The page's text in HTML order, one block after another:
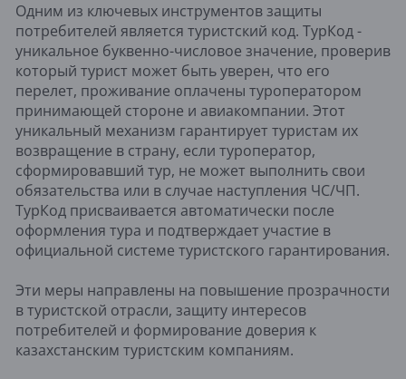
Одним из ключевых инструментов защиты
потребителей является туристский код. ТурКод -
уникальное буквенно-числовое значение, проверив
который турист может быть уверен, что его
перелет, проживание оплачены туроператором
принимающей стороне и авиакомпании. Этот
уникальный механизм гарантирует туристам их
возвращение в страну, если туроператор,
сформировавший тур, не может выполнить свои
обязательства или в случае наступления ЧС/ЧП.
ТурКод присваивается автоматически после
оформления тура и подтверждает участие в
официальной системе туристского гарантирования.
Эти меры направлены на повышение прозрачности
в туристской отрасли, защиту интересов
потребителей и формирование доверия к
казахстанским туристским компаниям.